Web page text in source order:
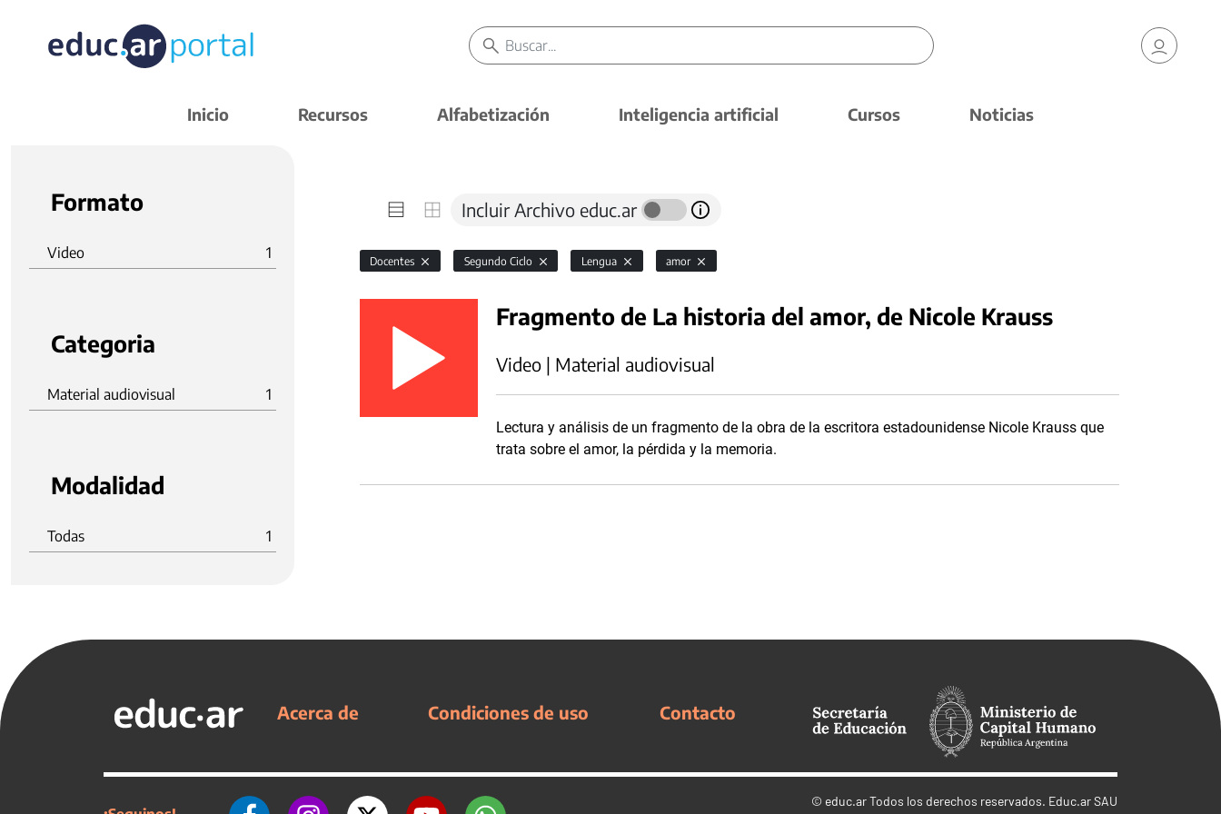
Inicio Recursos Alfabetización Inteligencia artificial Cursos Noticias
Formato
Video 1
Categoria
Material audiovisual 1
Modalidad
Todas 1
Incluir Archivo educ.ar
Docentes Segundo Ciclo Lengua amor
Fragmento de La historia del amor, de Nicole Krauss
Video | Material audiovisual
Lectura y análisis de un fragmento de la obra de la escritora estadounidense Nicole Krauss que
trata sobre el amor, la pérdida y la memoria.
Acerca de Condiciones de uso Contacto
© educ.arTodos los derechos reservados. Educ.ar SAU